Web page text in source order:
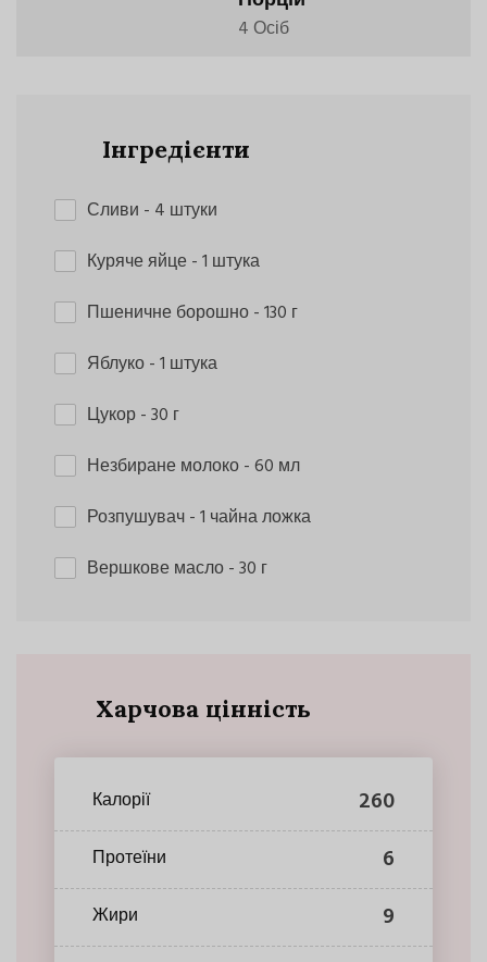
4 Осіб
Інгредієнти
Сливи - 4 штуки
Куряче яйце- 1 штука
Пшеничне борошно- 130 г
Яблуко- 1 штука
Цукор- 30 г
Незбиране молоко- 60 мл
Розпушувач- 1 чайна ложка
Вершкове масло- 30 г
Харчова цінність
Калорії 260
Протеїни 6
Жири 9